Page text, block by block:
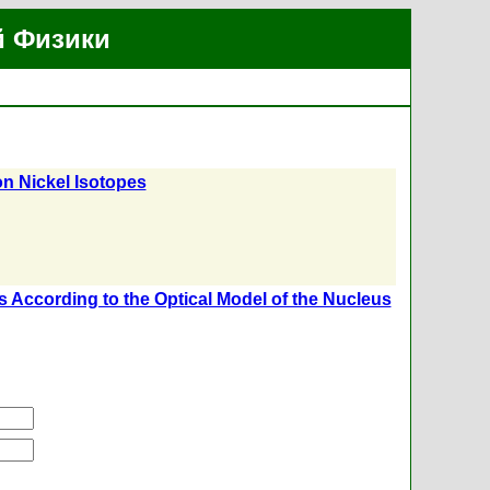
Физики
Nickel Isotopes
According to the Optical Model of the Nucleus